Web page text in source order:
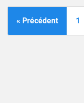
« Précédent 1